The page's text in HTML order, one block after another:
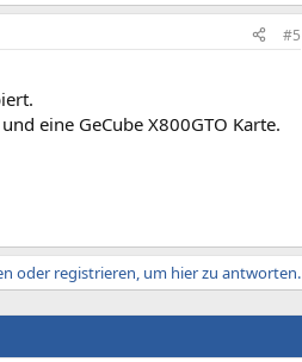
#5
eine GeCube X800GTO Karte.
oder registrieren, um hier zu antworten.